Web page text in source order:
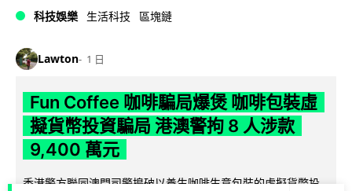
科技娛樂 生活科技 區塊鏈
Lawton 1 日
Fun Coffee 咖啡騙局爆煲 咖啡包裝虛
擬貨幣投資騙局 港澳警拘 8 人涉款
9,400 萬元
香港警方聯同澳門司警搗破以養生咖啡生意包裝的虛擬貨幣投